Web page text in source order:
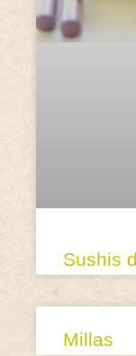
Sushis
Millas